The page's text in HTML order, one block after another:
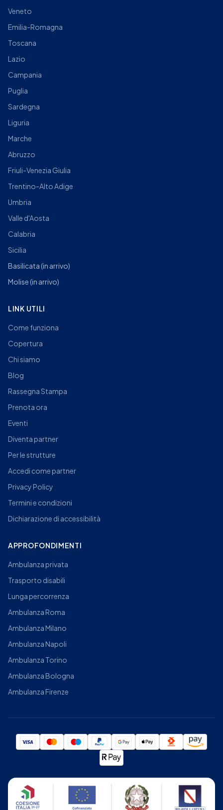
Veneto
Emilia-Romagna
Toscana
Lazio
Campania
Puglia
Sardegna
Liguria
Marche
Abruzzo
Friuli-Venezia Giulia
Trentino-Alto Adige
Umbria
Valle d'Aosta
Calabria
Sicilia
Basilicata(in arrivo)
Molise(in arrivo)
LINK UTILI
Come funziona
Copertura
Chi siamo
Blog
Rassegna Stampa
Prenota ora
Eventi
Diventa partner
Per le strutture
Accedi come partner
Privacy Policy
Termini e condizioni
Dichiarazione di accessibilità
APPROFONDIMENTI
Ambulanza privata
Trasporto disabili
Lunga percorrenza
Ambulanza Roma
Ambulanza Milano
Ambulanza Napoli
Ambulanza Torino
Ambulanza Bologna
Ambulanza Firenze